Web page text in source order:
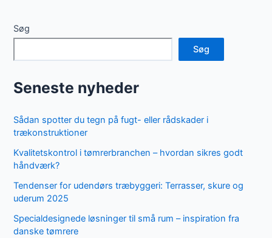
Søg
Søg
Seneste nyheder
Sådan spotter du tegn på fugt- eller rådskader i
trækonstruktioner
Kvalitetskontrol i tømrerbranchen – hvordan sikres godt
håndværk?
Tendenser for udendørs træbyggeri: Terrasser, skure og
uderum 2025
Specialdesignede løsninger til små rum – inspiration fra
danske tømrere